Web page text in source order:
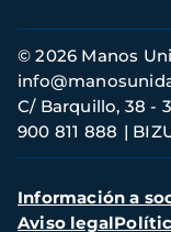
Información
de
contacto
© 2026 Manos
C/ Barquillo, 38 -
900 811 888
Menú
secundario
Información a
Aviso legal